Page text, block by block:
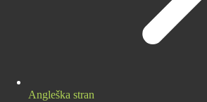
Angleška stran